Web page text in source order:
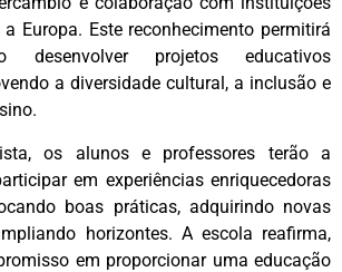
Europa. Este reconhecimento permitirá
desenvolver projetos educativos
a diversidade cultural, a inclusão e
os alunos e professores terão a
em experiências enriquecedoras
boas práticas, adquirindo novas
horizontes. A escola reafirma,
em proporcionar uma educação